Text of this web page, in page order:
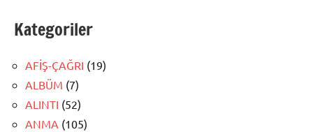
Kategoriler
AFİŞ-ÇAĞRI (19)
ALBÜM (7)
ALINTI (52)
ANMA (105)